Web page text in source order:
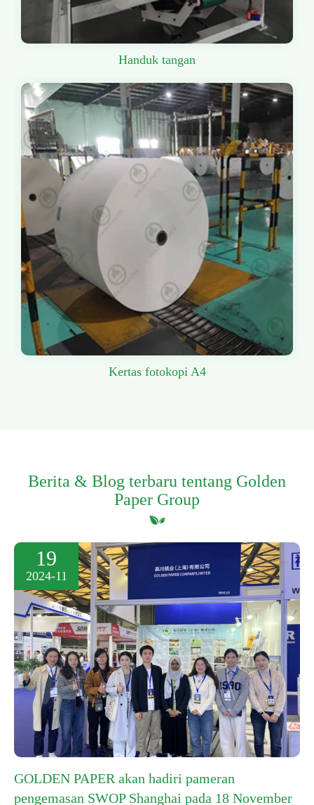
Handuk tangan
Kertas fotokopi A4
Berita & Blog terbaru tentang Golden
Paper Group
19
2024-11
GOLDEN PAPER akan hadiri pameran
pengemasan SWOP Shanghai pada 18 November